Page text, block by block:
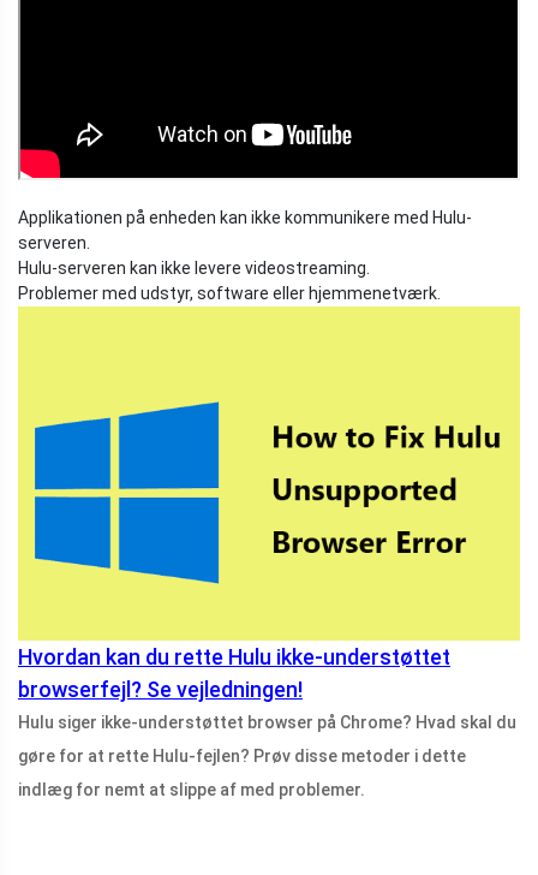
Applikationen på enheden kan ikke kommunikere med Hulu-
serveren.
Hulu-serveren kan ikke levere videostreaming.
Problemer med udstyr, software eller hjemmenetværk.
Hvordan kan du rette Hulu ikke-understøttet
browserfejl? Se vejledningen!
Hulu siger ikke-understøttet browser på Chrome? Hvad skal du
gøre for at rette Hulu-fejlen? Prøv disse metoder i dette
indlæg for nemt at slippe af med problemer.